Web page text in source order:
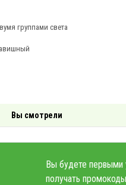
группами света
Вы смотрели
Вы будете первыми
получать